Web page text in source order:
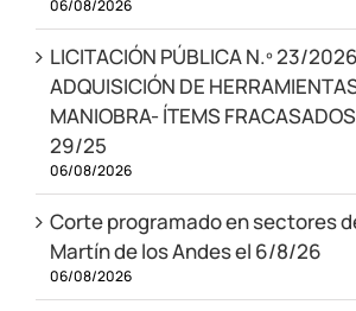
06/08/2026
LICITACIÓN PÚBLICA N.º 23/
ADQUISICIÓN DE
MANIOBRA- ÍTEMS
29/25
06/08/2026
Corte programado en sectores
Martín de los Andes el 6/8/26
06/08/2026